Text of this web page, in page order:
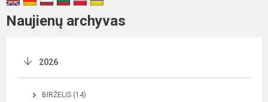
Naujienų archyvas
2026
BIRŽELIS (14)